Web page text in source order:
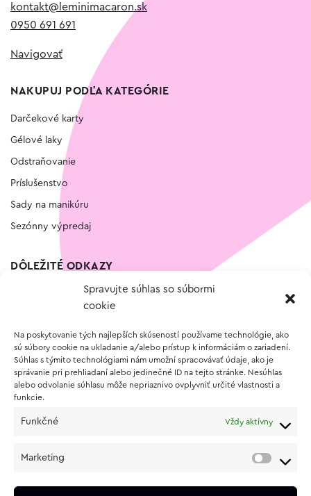
Spravujte súhlas so súbormi
cookie
Na poskytovanie tých najlepších skúseností používame technológie, ako
sú súbory cookie na ukladanie a/alebo prístup k informáciám o zariadení.
Súhlas s týmito technológiami nám umožní spracovávať údaje, ako je
správanie pri prehliadaní alebo jedinečné ID na tejto stránke. Nesúhlas
alebo odvolanie súhlasu môže nepriaznivo ovplyvniť určité vlastnosti a
funkcie.
Funkčné Vždy aktívny
Marketing
kontakt@leminimacaron.sk
0950 691 691
Navigovať
NAKUPUJ PODĽA KATEGÓRIE
Darčekové karty
Gélové laky
Odstraňovanie
Príslušenstvo
Sady na manikúru
Sezónny výpredaj
DÔLEŽITÉ ODKAZY
Vernostný program
O NÁKUPE
Vrátenie a reklamácia tovaru